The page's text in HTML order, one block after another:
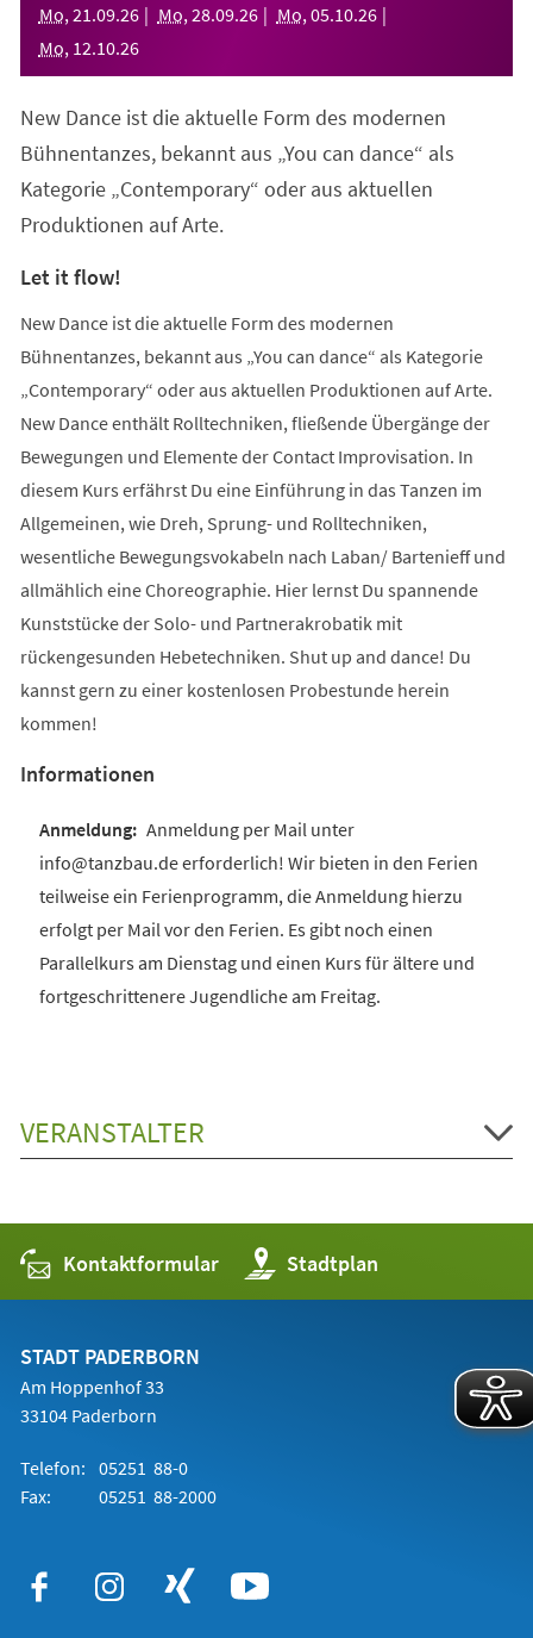
Mo, 21 .09.26 Mo, 28.09.26 Mo, 05.10.26
Mo, 12.10.26
New Dance ist die aktuelle Form des modernen
Bühnentanzes, bekannt aus „You can dance“ als
Kategorie „Contemporary“ oder aus aktuellen
Produktionen auf Arte.
Let it flow!
New Dance ist die aktuelle Form des modernen
Bühnentanzes, bekannt aus „You can dance“ als Kategorie
„Contemporary“ oder aus aktuellen Produktionen auf Arte.
New Dance enthält Rolltechniken, fließende Übergänge der
Bewegungen und Elemente der Contact Improvisation. In
diesem Kurs erfährst Du eine Einführung in das Tanzen im
Allgemeinen, wie Dreh, Sprung- und Rolltechniken,
wesentliche Bewegungsvokabeln nach Laban/ Bartenieff und
allmählich eine Choreographie. Hier lernst Du spannende
Kunststücke der Solo- und Partnerakrobatik mit
rückengesunden Hebetechniken. Shut up and dance! Du
kannst gern zu einer kostenlosen Probestunde herein
kommen!
Informationen
Anmeldung per Mail unter
info@tanzbau.de erforderlich! Wir bieten in den Ferien
teilweise ein Ferienprogramm, die Anmeldung hierzu
erfolgt per Mail vor den Ferien. Es gibt noch einen
Parallelkurs am Dienstag und einen Kurs für ältere und
fortgeschrittenere Jugendliche am Freitag.
VERANSTALTER
Kontaktformular Stadtplan
(Öffnet
in
einem
STADT PADERBORN
Am Hoppenhof 33
33104 Paderborn
Telefon: 05251 88-0
Fax:
05251 88-2000